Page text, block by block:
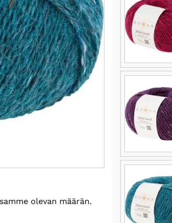
olevan määrän.